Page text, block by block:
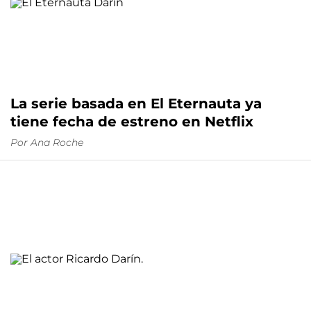
La serie basada en El Eternauta ya
tiene fecha de estreno en Netflix
Por Ana Roche